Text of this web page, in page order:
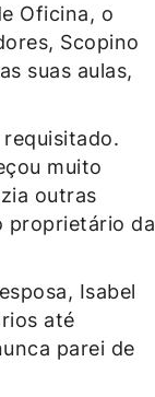
Oficina, o
Scopino
suas aulas,
muito
outras
proprietário da
Isabel
até
parei de